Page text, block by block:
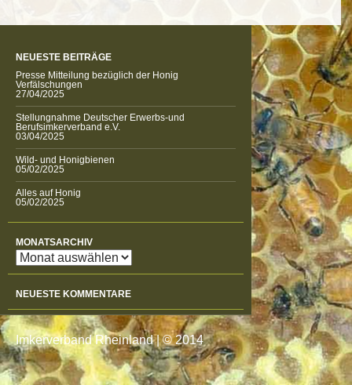
NEUESTE BEITRÄGE
Presse Mitteilung bezüglich der Honig
Verfälschungen
27/04/2025
Stellungnahme Deutscher Erwerbs-und
Berufsimkerverband e.V.
03/04/2025
Wild- und Honigbienen
05/02/2025
Alles auf Honig
05/02/2025
MONATSARCHIV
Monatsarchiv
NEUESTE KOMMENTARE
Imkerverband Rheinland|© 2014